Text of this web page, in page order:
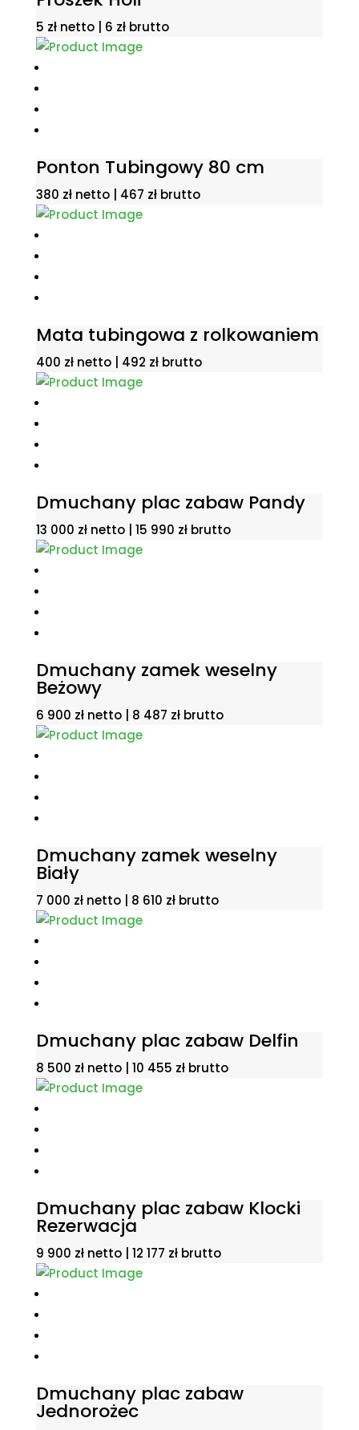
5 zł netto | 6 złbrutto
Ponton Tubingowy 80 cm
380 zł netto | 467 złbrutto
Mata tubingowa z rolkowaniem
400 zł netto | 492 złbrutto
Dmuchany plac zabaw Pandy
13 000 zł netto | 15 990 złbrutto
Dmuchany zamek weselny
Beżowy
6 900 zł netto | 8 487 złbrutto
Dmuchany zamek weselny
Biały
7 000 zł netto | 8 610 złbrutto
Dmuchany plac zabaw Delfin
8 500 zł netto | 10 455 złbrutto
Dmuchany plac zabaw Klocki
Rezerwacja
9 900 zł netto | 12 177 złbrutto
Dmuchany plac zabaw
Jednorożec